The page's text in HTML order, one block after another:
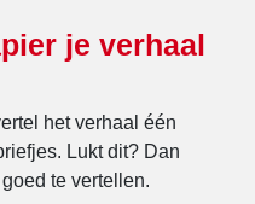
je verhaal
het verhaal één
Lukt dit? Dan
te vertellen.